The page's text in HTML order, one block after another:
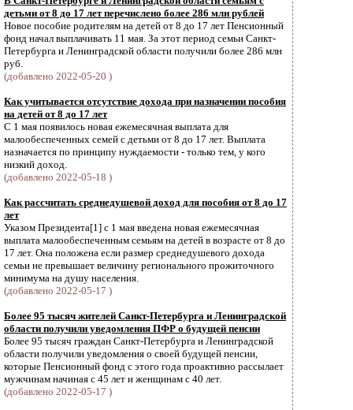
детьми от 8 до 17 лет перечислено более 286 млн рублей
Новое пособие родителям на детей от 8 до 17 лет Пенсионный
фонд начал выплачивать 11 мая. За этот период семьи Санкт-
Петербурга и Ленинградской области получили более 286 млн
руб.
(добавлено 2022-05-20 )
Как учитывается отсутствие дохода при назначении пособия
на детей от 8 до 17 лет
С 1 мая появилось новая ежемесячная выплата для
малообеспеченных семей с детьми от 8 до 17 лет. Выплата
назначается по принципу нуждаемости - только тем, у кого
низкий доход.
(добавлено 2022-05-18 )
Как рассчитать среднедушевой доход для пособия от 8 до 17
лет
Указом Президента[1] с 1 мая введена новая ежемесячная
выплата малообеспеченным семьям на детей в возрасте от 8 до
17 лет. Она положена если размер среднедушевого дохода
семьи не превышает величину регионального прожиточного
минимума на душу населения.
(добавлено 2022-05-17 )
Более 95 тысяч жителей Санкт-Петербурга и Ленинградской
области получили уведомления ПФР о будущей пенсии
Более 95 тысяч граждан Санкт-Петербурга и Ленинградской
области получили уведомления о своей будущей пенсии,
которые Пенсионный фонд с этого года проактивно рассылает
мужчинам начиная с 45 лет и женщинам с 40 лет.
(добавлено 2022-05-17 )